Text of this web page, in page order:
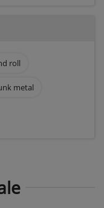
roll
metal